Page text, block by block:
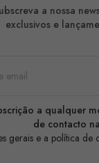
a nossa
exclusivos e
a qualquer
de contacto
gerais e a política de